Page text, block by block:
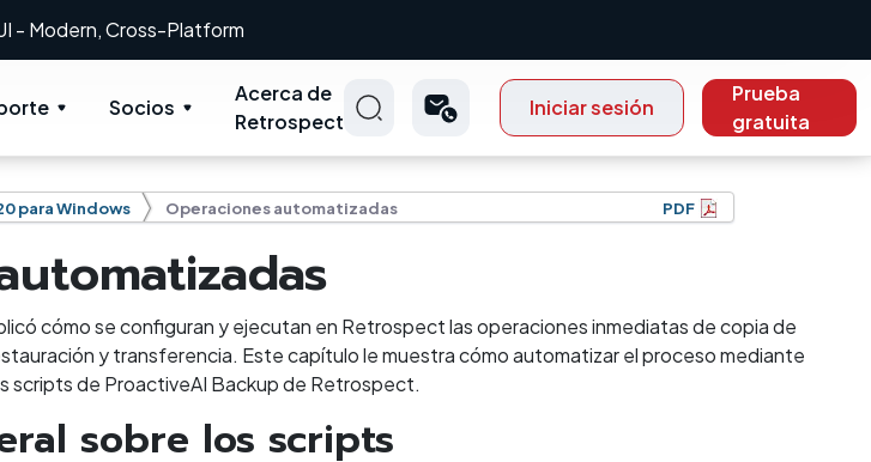
Retrospect 20.0.1
Socios
Acerca de
Retrospect
Iniciar sesión
Prueba
gratuita
para Windows Operaciones automatizadas PDF
cómo se configuran y ejecutan en Retrospect las operaciones inmediatas de copia de
y transferencia. Este capítulo le muestra cómo automatizar el proceso mediante
scripts de ProactiveAI Backup de Retrospect.
sobre los scripts